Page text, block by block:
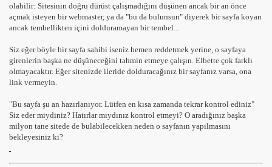
olabilir: Sitesinin doğru dürüst çalışmadığını düşünen ancak bir an önce
açmak isteyen bir webmaster, ya da "bu da bulunsun" diyerek bir sayfa koyan
ancak tembellikten içini dolduramayan bir tembel...
Siz eğer böyle bir sayfa sahibi iseniz hemen reddetmek yerine, o sayfaya
girenlerin başka ne düşüneceğini tahmin etmeye çalışın. Elbette çok farklı
olmayacaktır. Eğer sitenizde ileride dolduracağınız bir sayfanız varsa, ona
link vermeyin.
"Bu sayfa şu an hazırlanıyor. Lütfen en kısa zamanda tekrar kontrol ediniz"
Siz eder miydiniz? Hatırlar mıydınız kontrol etmeyi? O aradığınız başka
milyon tane sitede de bulabilecekken neden o sayfanın yapılmasını
bekleyesiniz ki?